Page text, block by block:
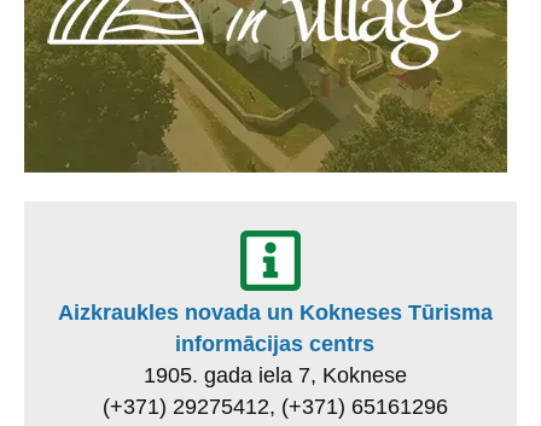
Aizkraukles novada un Kokneses Tūrisma
informācijas centrs
1905. gada iela 7, Koknese
(+371) 29275412, (+371) 65161296